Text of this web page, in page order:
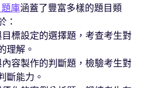
題庫涵蓋了豐富多樣的題目類
：
目標設定的選擇題，考查考生對
理解。
內容製作的判斷題，檢驗考生對
斷能力。